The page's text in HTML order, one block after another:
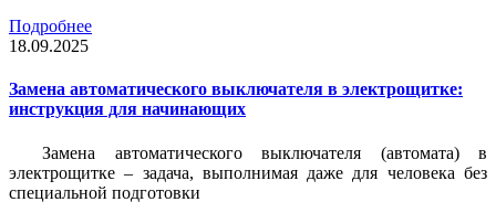
Подробнее
18.09.2025
Замена автоматического выключателя в электрощитке:
инструкция для начинающих
Замена автоматического выключателя (автомата) в
электрощитке – задача, выполнимая даже для человека без
специальной подготовки